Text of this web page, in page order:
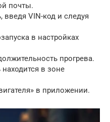
почты.
введя VIN-код и следуя
в настройках
прогрева.
в зоне
в приложении.